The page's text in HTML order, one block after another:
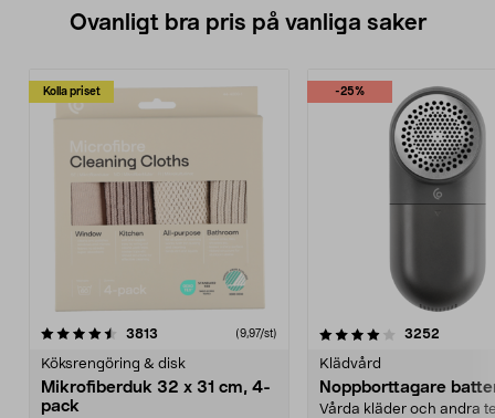
Ovanligt bra pris på vanliga saker
Kolla priset
3813 (9,97/st)
Köksrengöring & disk
Mikrofiberduk 32 x 31 cm, 4-
pack
-25%
4.0av 5 stjärnor 3252
Klädvård
Noppborttagare
Vårda kläder och andra
4.5av 5 stjärnor